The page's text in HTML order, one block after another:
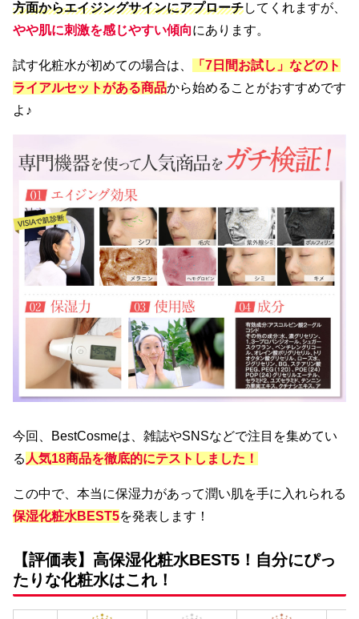
方面からエイジングサインにアプローチしてくれますが、
やや肌に刺激を感じやすい傾向にあります。
試す化粧水が初めての場合は、
「7日間お試し」などのト
ライアルセットがある商品から始めることがおすすめです
よ♪
今回、BestCosmeは、雑誌やSNSなどで注目を集めてい
る 人気18商品を徹底的にテストしました！
この中で、本当に保湿力があって潤い肌を手に入れられる
保湿化粧水BEST5を発表します！
【評価表】高保湿化粧水BEST5！自分にぴっ
たりな化粧水はこれ！